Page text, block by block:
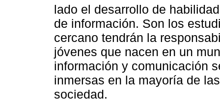
lado el desarrollo de
de información. Son los
cercano tendrán la
jóvenes que nacen en un
información y comunicación
inmersas en la mayoría de
sociedad.